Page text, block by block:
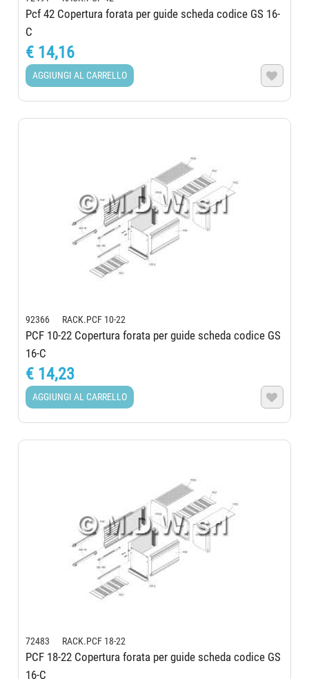
Pcf 42 Copertura forata per guide scheda codice GS 16-
C
€ 14,16
AGGIUNGI AL CARRELLO 
92366 RACK.PCF 10-22
PCF 10-22 Copertura forata per guide scheda codice GS
16-C
€ 14,23
AGGIUNGI AL CARRELLO 
72483 RACK.PCF 18-22
PCF 18-22 Copertura forata per guide scheda codice GS
16-C